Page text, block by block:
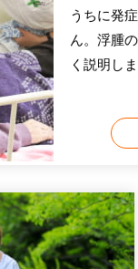
うちに発
ん。浮腫
く説明しま